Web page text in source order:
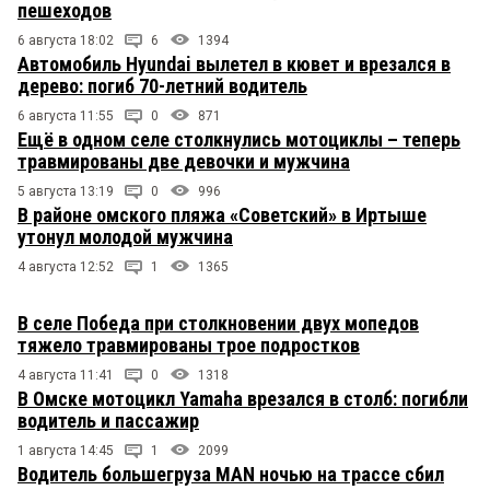
больнице.
мимо проходил 10 мая 2021 в 01:37:
Формально где-то на интуитиве понимаю —
отгул. праздник, да и не губера это ставленник. И
что наверняка завтра скажет слово. Но завтра —
не когда все. Это другое.
222 10 мая 2021 в 01:36:
111, ты не друг семьи Мураховского. Ты нагло
наврал. Он давно ездил на охоту. И это прекрасно
знают его жена Надежда, его дети, его друзья, с
последние годы. Попроси в своём штабе
Навального методичку получше.
Фекла 10 мая 2021 в 01:36:
Это не тот главврач, который Навального лечил,
тогда понятно.....
пешеходов
6 августа 18:02 6 1394
Автомобиль Hyundai вылетел в кювет и врезался в
дерево: погиб 70-летний водитель
6 августа 11:55 0 871
Ещё в одном селе столкнулись мотоциклы – теперь
травмированы две девочки и мужчина
5 августа 13:19 0 996
В районе омского пляжа «Советский» в Иртыше
утонул молодой мужчина
4 августа 12:52 1 1365
В селе Победа при столкновении двух мопедов
тяжело травмированы трое подростков
4 августа 11:41 0 1318
В Омске мотоцикл Yamaha врезался в столб: погибли
водитель и пассажир
1 августа 14:45 1 2099
Водитель большегруза MAN ночью на трассе сбил